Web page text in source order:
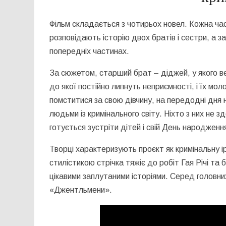
Фільм складається з чотирьох новел. Кожна
розповідають історію двох братів і сестри, а
попередніх частинах.
За сюжетом, старший брат – діджей, у якого
до якої постійно липнуть неприємності, і їх
помститися за свою дівчину, на передодні дня
людьми із кримінального світу. Ніхто з них
готується зустріти дітей і свій День
Творці характеризують проєкт як
стилістикою стрічка тяжіє до робіт Гая Річі
цікавими заплутаними історіями. Серед
«Джентльмени».